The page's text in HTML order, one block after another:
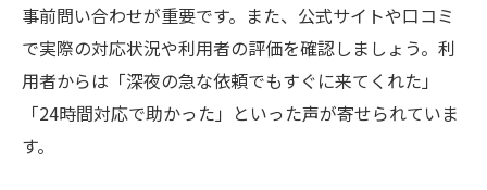
事前問い合わせが重要です。また、公式サイトや口コミ
で実際の対応状況や利用者の評価を確認しましょう。利
用者からは「深夜の急な依頼でもすぐに来てくれた」
「24時間対応で助かった」といった声が寄せられていま
す。